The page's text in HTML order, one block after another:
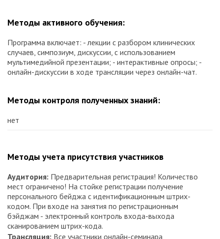
Методы активного обучения:
Программа включает: - лекции с разбором клинических
случаев, симпозиум, дискуссии, с использованием
мультимедийной презентации; - интерактивные опросы; -
онлайн-дискуссии в ходе трансляции через онлайн-чат.
Методы контроля полученных знаний:
нет
Методы учета присутствия участников
Аудитория: Предварительная регистрация! Количество
мест ограничено! На стойке регистрации получение
персонального бейджа с идентификационным штрих-
кодом. При входе на занятия по регистрационным
бэйджам - электронный контроль входа-выхода
сканированием штрих-кода.
Трансляция: Все участники онлайн-семинара